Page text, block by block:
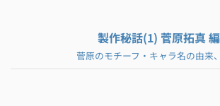
製作秘話(1) 菅原拓真 編
菅原のモチーフ・キャラ名の由来